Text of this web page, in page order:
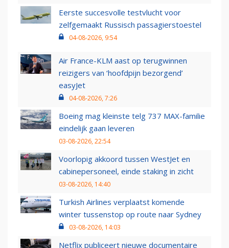
Eerste succesvolle testvlucht voor
zelfgemaakt Russisch passagierstoestel
04-08-2026, 9:54
Air France-KLM aast op terugwinnen
reizigers van ‘hoofdpijn bezorgend’
easyJet
04-08-2026, 7:26
Boeing mag kleinste telg 737 MAX-familie
eindelijk gaan leveren
03-08-2026, 22:54
Voorlopig akkoord tussen WestJet en
cabinepersoneel, einde staking in zicht
03-08-2026, 14:40
Turkish Airlines verplaatst komende
winter tussenstop op route naar Sydney
03-08-2026, 14:03
Netflix publiceert nieuwe documentaire